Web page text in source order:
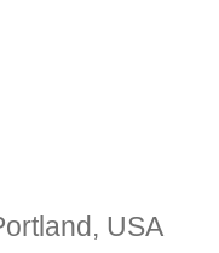
USA